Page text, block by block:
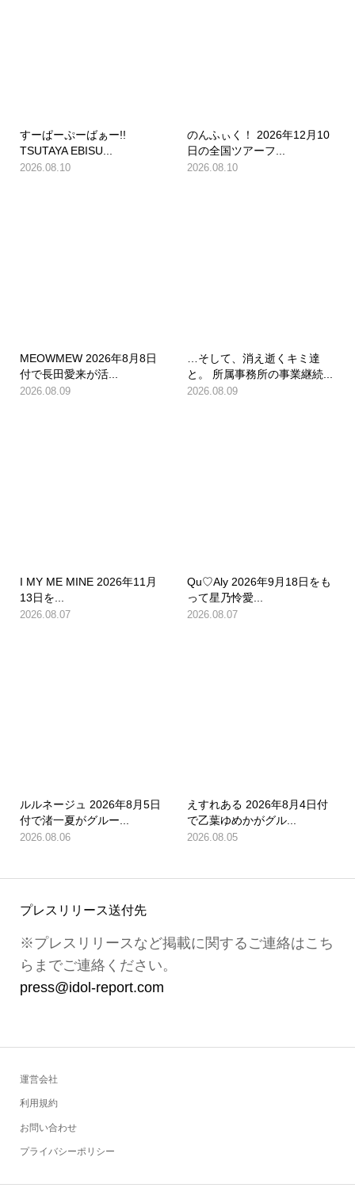
すーぱーぷーばぁー!!
TSUTAYA EBISU...
2026.08.10
のんふぃく！ 2026年12月10
日の全国ツアーフ...
2026.08.10
MEOWMEW 2026年8月8日
付で長田愛来が活...
2026.08.09
…そして、消え逝くキミ達
と。 所属事務所の事業継続...
2026.08.09
I MY ME MINE 2026年11月
13日を...
2026.08.07
Qu♡Aly 2026年9月18日をも
って星乃怜愛...
2026.08.07
ルルネージュ 2026年8月5日
付で渚一夏がグルー...
2026.08.06
えすれある 2026年8月4日付
で乙葉ゆめかがグル...
2026.08.05
プレスリリース送付先
※プレスリリースなど掲載に関するご連絡はこち
らまでご連絡ください。
press@idol-report.com
運営会社
利用規約
お問い合わせ
プライバシーポリシー